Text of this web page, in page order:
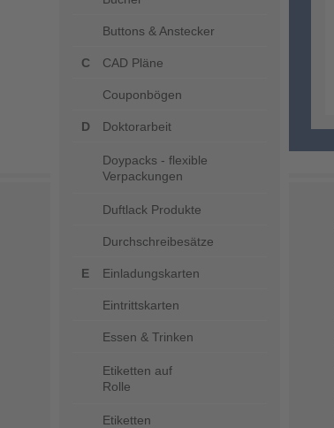
Buttons & Anstecker
CAD Pläne
Couponbögen
Doktorarbeit
Doypacks - flexible
Verpackungen
Duftlack Produkte
Durchschreibesätze
Einladungskarten
Eintrittskarten
Essen & Trinken
Etiketten auf
Rolle
Etiketten